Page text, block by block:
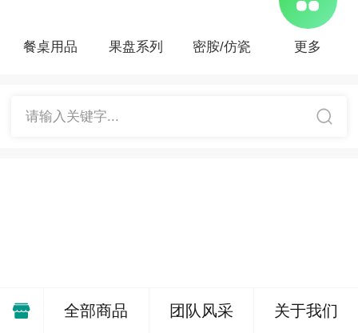
餐桌用品 果盘系列 密胺/仿瓷 更多
请输入关键字...
新品上架
全部商品 团队风采 关于我们